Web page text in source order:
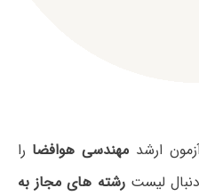
ارشد مهندسی هوافضا را
لیسترشته های مجاز به